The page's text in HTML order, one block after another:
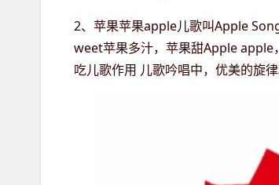
2、苹果苹果apple儿歌叫Apple
weet苹果多汁，苹果甜Apple
吃儿歌作用 儿歌吟唱中，优美的旋